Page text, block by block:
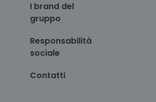
I brand del
gruppo
Responsabilità
sociale
Contatti